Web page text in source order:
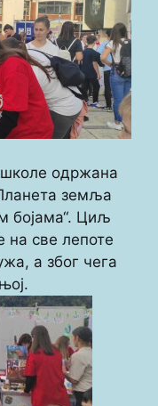
одржана
земља
бојама“. Циљ
на све лепоте
а због чега